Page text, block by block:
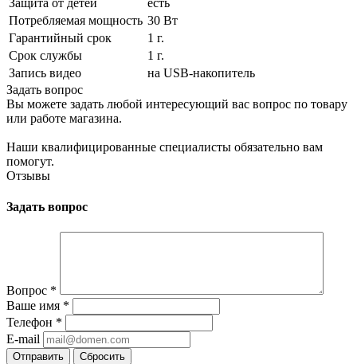
Защита от детей
есть
Потребляемая мощность 30 Вт
Гарантийный срок
1 г.
Срок службы
1 г.
Запись видео
на USB-накопитель
Задать вопрос
Вы можете задать любой интересующий вас вопрос по товару
или работе магазина.
Наши квалифицированные специалисты обязательно вам
помогут.
Отзывы
Задать вопрос
Вопрос *
Ваше имя *
Телефон *
E-mail
Сбросить